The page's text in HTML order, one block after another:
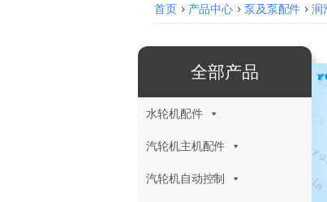
首页> 产品中心 > 泵及泵配件 >润
全部产品
水轮机配件
汽轮机主机配件
汽轮机自动控制